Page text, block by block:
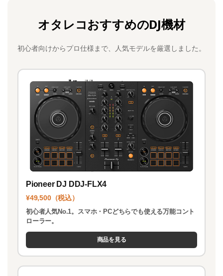
b
o
o
k
o
d
o
n
l
オタレコおすすめのDJ機材
初心者向けからプロ仕様まで、人気モデルを厳選しました。
Pioneer DJ DDJ-FLX4
¥49,500（税込）
初心者人気No.1。スマホ・PCどちらでも使える万能コント
ローラー。
商品を見る